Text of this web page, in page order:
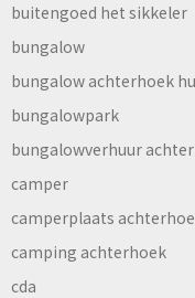
buitengoed het sikkeler
bungalow
bungalow achterhoek
bungalowpark
bungalowverhuur
camper
camperplaats
camping achterhoek
cda